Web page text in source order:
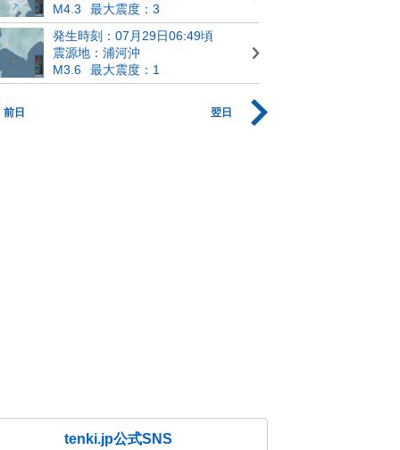
M4.3
最大震度：3
発生時刻：07月29日06:49頃
震源地：浦河沖
M3.6
最大震度：1
前日 翌日
tenki.jp公式SNS